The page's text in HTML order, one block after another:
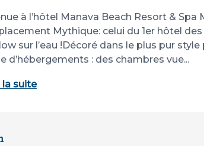
à l’hôtel Manava Beach Resort &
Mythique: celui du 1er hôtel
sur l’eau !Décoré dans le plus pur
d’hébergements : des chambres vue...
la suite